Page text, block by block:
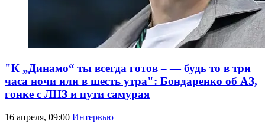
"К „Динамо“ ты всегда готов – — будь то в три
часа ночи или в шесть утра": Бондаренко об АЗ,
гонке с ЛНЗ и пути самурая
16 апреля, 09:00 Интервью